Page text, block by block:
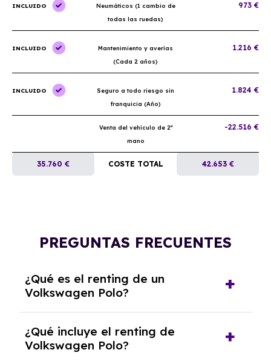
INCLUIDO
Neumáticos (1 cambio de
todas las ruedas)
973 €
INCLUIDO
Mantenimiento y averías
(Cada 2 años)
1.216 €
INCLUIDO
Seguro a todo riesgo sin
franquicia (Año)
1.824 €
Venta del vehículo de 2ª
mano
-22.516 €
35.760 € COSTE TOTAL 42.653 €
PREGUNTAS FRECUENTES
¿Qué es el renting de un
Volkswagen Polo?
contrato de alquiler a largo plazo en el que
pagas una cuota mensual fija por el uso del
¿Qué incluye el renting de
Volkswagen Polo?